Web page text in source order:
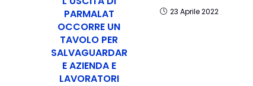
PARMALAT
OCCORRE UN
TAVOLO PER
SALVAGUARDAR
E AZIENDA E
LAVORATORI
23 Aprile 2022